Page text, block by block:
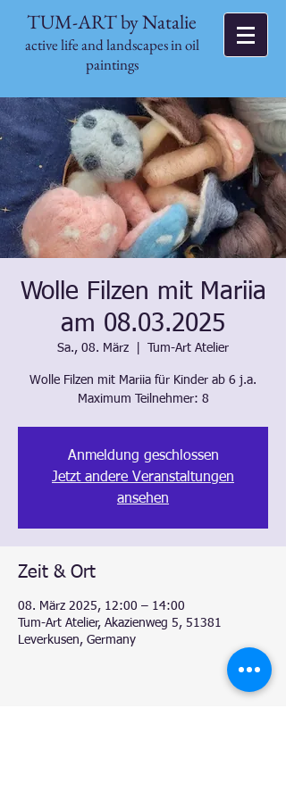
TUM-ART by Natalie
active life and landscapes in oil
paintings
Wolle Filzen mit Mariia
am 08.03.2025
Sa., 08. März Tum-Art Atelier
Wolle Filzen mit Mariia für Kinder ab 6 j.a.
Maximum Teilnehmer: 8
Anmeldung geschlossen
Jetzt andere Veranstaltungen
ansehen
Zeit & Ort
08. März 2025, 12:00 – 14:00
Tum-Art Atelier, Akazienweg 5, 51381
Leverkusen, Germany